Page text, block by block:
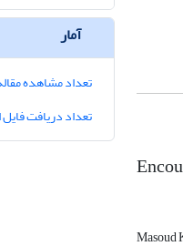
Masoud
آمار
تعداد مشاهده
تعداد دریافت